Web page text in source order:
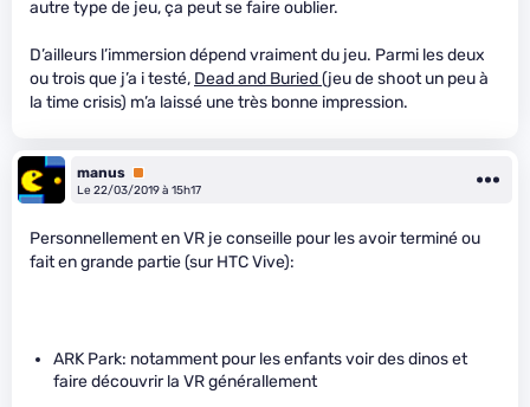
autre type de jeu, ça peut se faire oublier.
D’ailleurs l’immersion dépend vraiment du jeu. Parmi les deux
ou trois que j’a i testé, Dead and Buried(jeu de shoot un peu à
la time crisis) m’a laissé une très bonne impression.
manus Premium
Le 22/03/2019 à 15h17
Personnellement en VR je conseille pour les avoir terminé ou
fait en grande partie (sur HTC Vive):
ARK Park: notamment pour les enfants voir des dinos et
faire découvrir la VR générallement